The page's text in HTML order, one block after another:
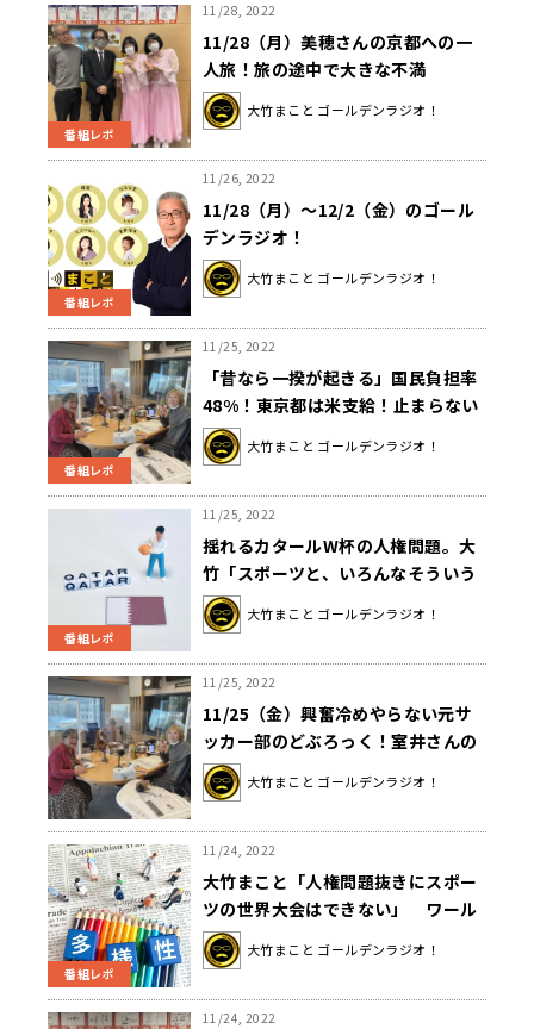
番組レポ
11/28, 2022
11/28（月）美穂さんの京都への一
人旅！旅の途中で大きな不満
が…！！
大竹まこと ゴールデンラジオ！
番組レポ
11/26, 2022
11/28（月）～12/2（金）のゴール
デンラジオ！
大竹まこと ゴールデンラジオ！
番組レポ
11/25, 2022
「昔なら一揆が起きる」国民負担率
48%！東京都は米支給！止まらない
物価高・増税・低賃金…日本はこれ
からどうなるの？
大竹まこと ゴールデンラジオ！
番組レポ
11/25, 2022
揺れるカタールW杯の人権問題。大
竹「スポーツと、いろんなそういう
問題が切り離せなくなってることも
確か」
大竹まこと ゴールデンラジオ！
11/25, 2022
11/25（金）興奮冷めやらない元サ
ッカー部のどぶろっく！室井さんの
赤ペラもお楽しみに！
大竹まこと ゴールデンラジオ！
番組レポ
11/24, 2022
大竹まこと「人権問題抜きにスポー
ツの世界大会はできない」 ワール
ドカップ・ドイツ代表のポーズの意
味は？
大竹まこと ゴールデンラジオ！
11/24, 2022